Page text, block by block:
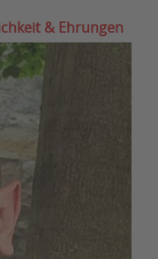
& Ehrungen